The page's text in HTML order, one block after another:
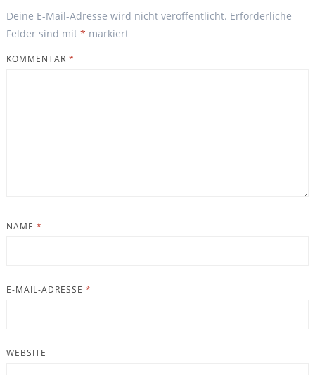
Deine E-Mail-Adresse wird nicht veröffentlicht. Erforderliche
Felder sind mit * markiert
KOMMENTAR *
NAME *
E-MAIL-ADRESSE *
WEBSITE